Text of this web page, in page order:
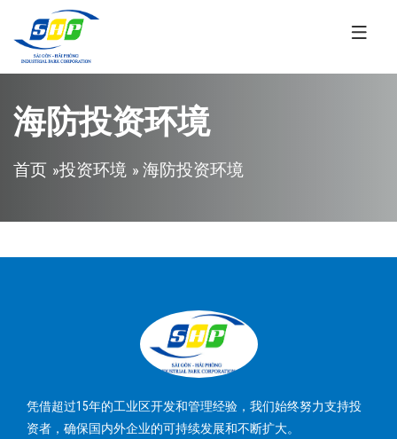
跳转到主要内容
海防投资环境
当前位置
首页 »投资环境 » 海防投资环境
凭借超过15年的工业区开发和管理经验，我们始终努力支持投
资者，确保国内外企业的可持续发展和不断扩大。